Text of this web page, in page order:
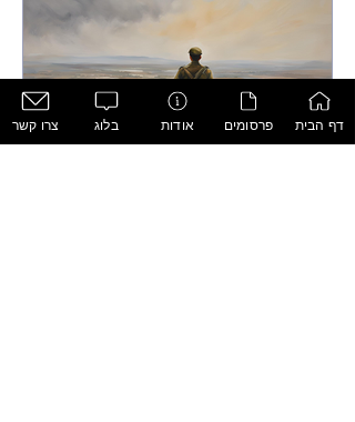
צרו קשר בלוג אודות פרסומים דף הבית